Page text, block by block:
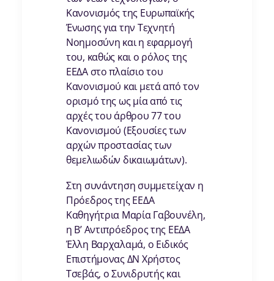
Κανονισμός της Ευρωπαϊκής
Ένωσης για την Τεχνητή
Νοημοσύνη και η εφαρμογή
του, καθώς και ο ρόλος της
ΕΕΔΑ στο πλαίσιο του
Κανονισμού και μετά από τον
ορισμό της ως μία από τις
αρχές του άρθρου 77 του
Κανονισμού (Εξουσίες των
αρχών προστασίας των
θεμελιωδών δικαιωμάτων).
Στη συνάντηση συμμετείχαν η
Πρόεδρος της ΕΕΔΑ
Καθηγήτρια Μαρία Γαβουνέλη,
η Β’ Αντιπρόεδρος της ΕΕΔΑ
Έλλη Βαρχαλαμά, ο Ειδικός
Επιστήμονας ΔΝ Χρήστος
Τσεβάς, ο Συνιδρυτής και